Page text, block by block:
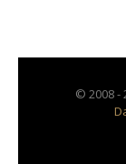
© 2008 -